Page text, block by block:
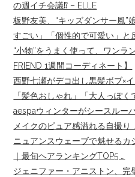
の週イチ会議⁉︎ – ELLE
板野友美、“キッズダンサー風”
すごい」「個性的で可愛い」と
“小物”をうまく使って、ワンラ
FRIEND 1週間コーディネート】
西野七瀬がデコ出し黒髪ボブ×
「髪色おしゃれ」「大人っぽく
aespaウィンターがシースルー
メイクのピュア感溢れる自撮り …
ニュアンスウェーブで魅せるカ
｜最旬ヘアランキングTOP5 …
ジェニファー・アニストン、完